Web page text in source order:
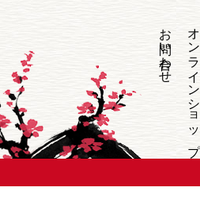
オンラインショップ
お問い合わせ